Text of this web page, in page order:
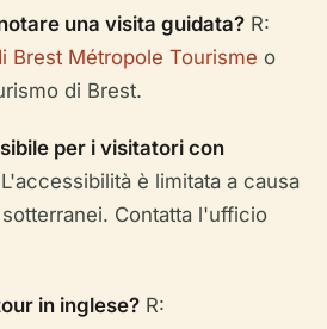
una visita guidata? R:
Brest Métropole Tourisme o
di Brest.
per i visitatori con
è limitata a causa
Contatta l'ufficio
in inglese? R: